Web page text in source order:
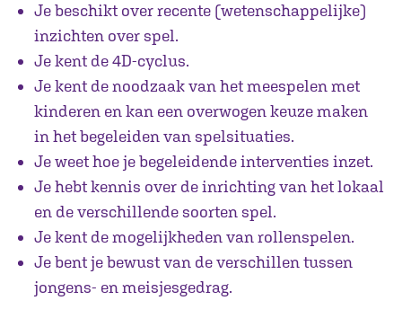
Je beschikt over recente (wetenschappelijke)
inzichten over spel.
Je kent de 4D-cyclus.
Je kent de noodzaak van het meespelen met
kinderen en kan een overwogen keuze maken
in het begeleiden van spelsituaties.
Je weet hoe je begeleidende interventies inzet.
Je hebt kennis over de inrichting van het lokaal
en de verschillende soorten spel.
Je kent de mogelijkheden van rollenspelen.
Je bent je bewust van de verschillen tussen
jongens- en meisjesgedrag.